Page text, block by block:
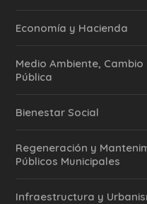
Economía y Hacienda
Medio Ambiente,
Pública
Bienestar Social
Regeneración y
Públicos Municipales
Infraestructura y